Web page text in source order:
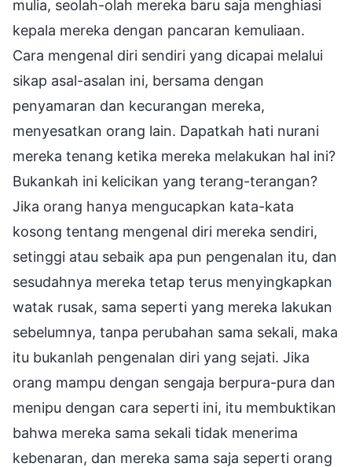
mulia, seolah-olah mereka baru saja menghiasi
kepala mereka dengan pancaran kemuliaan.
Cara mengenal diri sendiri yang dicapai melalui
sikap asal-asalan ini, bersama dengan
penyamaran dan kecurangan mereka,
menyesatkan orang lain. Dapatkah hati nurani
mereka tenang ketika mereka melakukan hal ini?
Bukankah ini kelicikan yang terang-terangan?
Jika orang hanya mengucapkan kata-kata
kosong tentang mengenal diri mereka sendiri,
setinggi atau sebaik apa pun pengenalan itu, dan
sesudahnya mereka tetap terus menyingkapkan
watak rusak, sama seperti yang mereka lakukan
sebelumnya, tanpa perubahan sama sekali, maka
itu bukanlah pengenalan diri yang sejati. Jika
orang mampu dengan sengaja berpura-pura dan
menipu dengan cara seperti ini, itu membuktikan
bahwa mereka sama sekali tidak menerima
kebenaran, dan mereka sama saja seperti orang